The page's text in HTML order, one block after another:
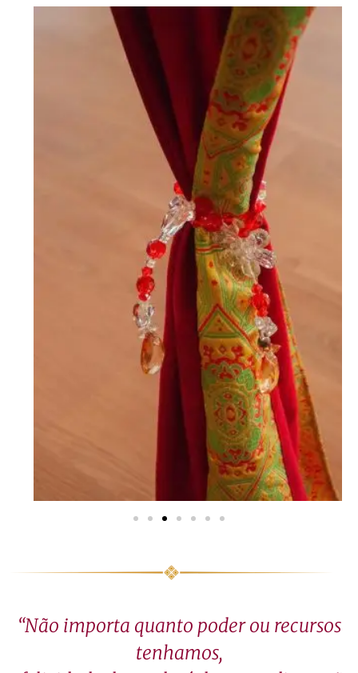
“Não importa quanto poder ou recursos
tenhamos,